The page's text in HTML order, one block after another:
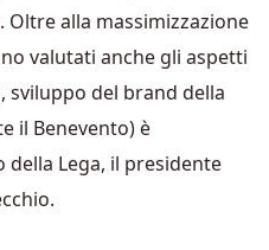
alla massimizzazione
valutati anche gli aspetti
sviluppo del brand della
il Benevento) è
Lega, il presidente